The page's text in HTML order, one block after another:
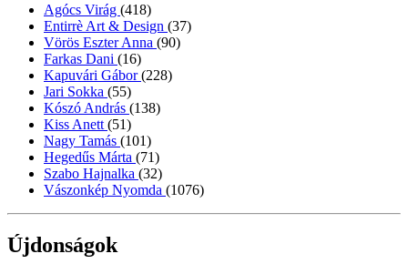
Agócs Virág (418)
Entirrè Art & Design (37)
Vörös Eszter Anna (90)
Farkas Dani (16)
Kapuvári Gábor(228)
Jari Sokka (55)
Kószó András (138)
Kiss Anett (51)
Nagy Tamás (101)
Hegedűs Márta (71)
Szabo Hajnalka (32)
Vászonkép Nyomda (1076)
Újdonságok